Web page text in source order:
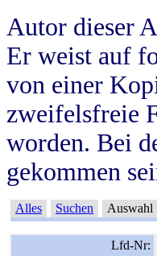
Autor dieser
Er weist auf
von einer
zweifelsfreie
worden. Bei
gekommen
Alles Suchen Auswahl
Lfd-Nr: